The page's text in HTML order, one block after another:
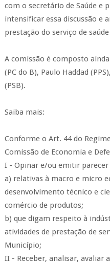
com o secretário de Saúde e
intensificar essa discussão e
prestação do serviço de
A comissão é composto
(PC do B), Paulo Haddad
(PSB).
Saiba mais:
Conforme o Art. 44 do
Comissão de Economia e
I - Opinar e/ou emitir parecer
a) relativas à macro e micro
desenvolvimento técnico e
comércio de produtos;
b) que digam respeito à
atividades de prestação de
Município;
II - Receber, analisar, avaliar